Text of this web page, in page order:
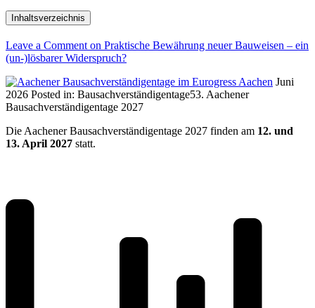
Inhaltsverzeichnis
Leave a Comment on Praktische Bewährung neuer Bauweisen – ein
(un-)lösbarer Widerspruch?
Juni
2026 Posted in: Bausachverständigentage53. Aachener
Bausachverständigentage 2027
Die Aachener Bausachverständigentage 2027 finden am 12. und
13. April 2027 statt.